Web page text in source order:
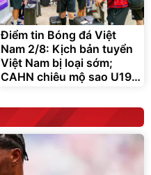
Điểm tin Bóng đá Việt
Nam 2/8: Kịch bản tuyển
Việt Nam bị loại sớm;
CAHN chiêu mộ sao U19